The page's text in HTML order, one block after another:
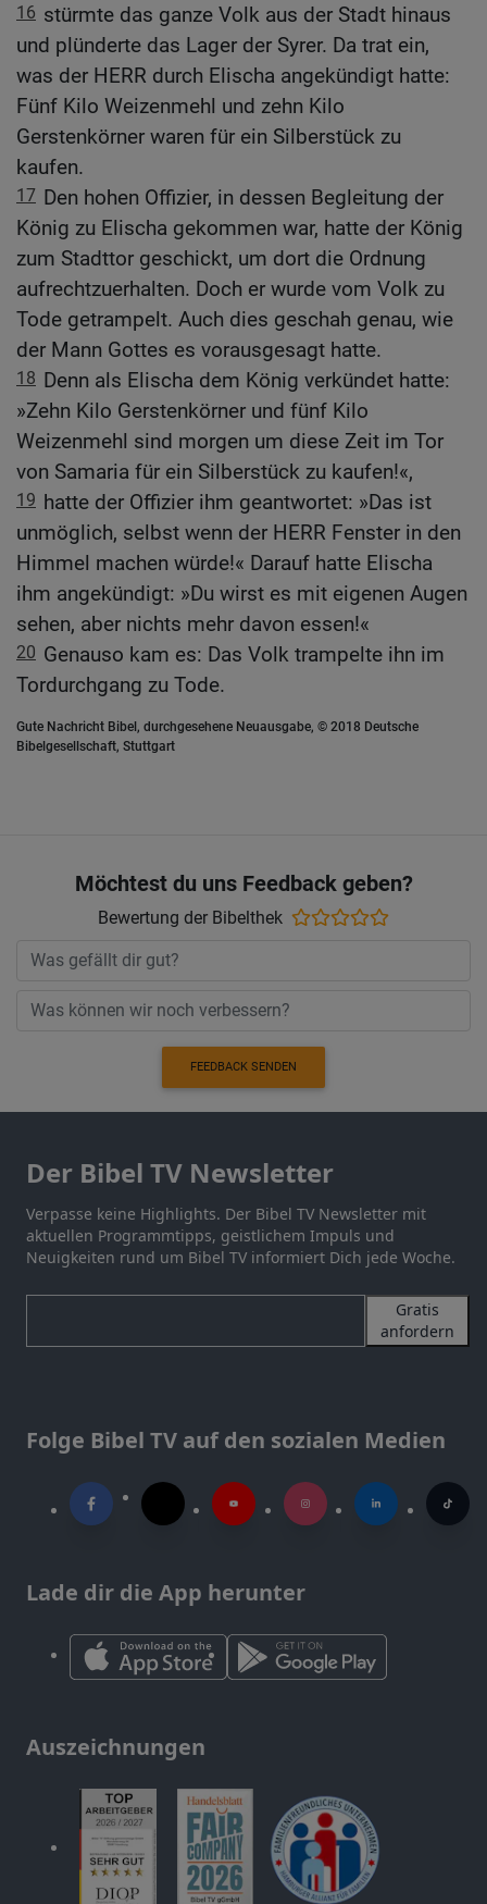
16 stürmte das ganze Volk aus der Stadt hinaus
und plünderte das Lager der Syrer. Da trat ein,
was der HERR durch Elischa angekündigt hatte:
Fünf Kilo Weizenmehl und zehn Kilo
Gerstenkörner waren für ein Silberstück zu
kaufen.
17 Den hohen Offizier, in dessen Begleitung der
König zu Elischa gekommen war, hatte der König
zum Stadttor geschickt, um dort die Ordnung
aufrechtzuerhalten. Doch er wurde vom Volk zu
Tode getrampelt. Auch dies geschah genau, wie
der Mann Gottes es vorausgesagt hatte.
18 Denn als Elischa dem König verkündet hatte:
»Zehn Kilo Gerstenkörner und fünf Kilo
Weizenmehl sind morgen um diese Zeit im Tor
von Samaria für ein Silberstück zu kaufen!«,
19 hatte der Offizier ihm geantwortet: »Das ist
unmöglich, selbst wenn der HERR Fenster in den
Himmel machen würde!« Darauf hatte Elischa
ihm angekündigt: »Du wirst es mit eigenen Augen
sehen, aber nichts mehr davon essen!«
20 Genauso kam es: Das Volk trampelte ihn im
Tordurchgang zu Tode.
Gute Nachricht Bibel, durchgesehene Neuausgabe, © 2018 Deutsche
Bibelgesellschaft, Stuttgart
Möchtest du uns Feedback geben?
Bewertung der Bibelthek
FEEDBACK SENDEN
Der Bibel TV Newsletter
Verpasse keine Highlights. Der Bibel TV Newsletter mit
aktuellen Programmtipps, geistlichem Impuls und
Neuigkeiten rund um Bibel TV informiert Dich jede Woche.
Gratis
anfordern
Folge Bibel TV auf den sozialen Medien
Lade dir die App herunter
Auszeichnungen